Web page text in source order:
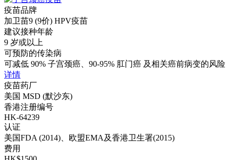
疫苗品牌
加卫苗9 (9价) HPV疫苗
建议接种年龄
9 岁或以上
可预防的传染病
可减低 90% 子宫颈癌、90-95% 肛门癌 及相关癌前病变的风险
详情
疫苗药厂
美国 MSD (默沙东)
香港注册编号
HK-64239
认证
美国FDA (2014)、欧盟EMA及香港卫生署(2015)
费用